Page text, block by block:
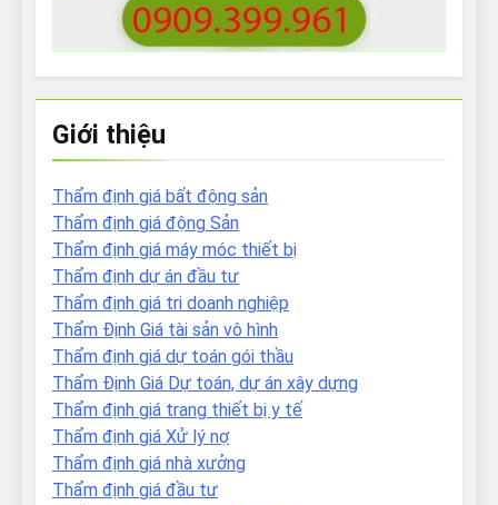
Giới thiệu
Thẩm định giá bất động sản
Thẩm định giá động Sản
Thẩm định giá máy móc thiết bị
Thẩm định dự án đầu tư
Thẩm định giá tri doanh nghiệp
Thẩm Định Giá tài sản vô hình
Thẩm định giá dự toán gói thầu
Thẩm Định Giá Dự toán, dự án xây dựng
Thẩm định giá trang thiết bị y tế
Thẩm định giá Xử lý nợ
Thẩm định giá nhà xưởng
Thẩm định giá đầu tư